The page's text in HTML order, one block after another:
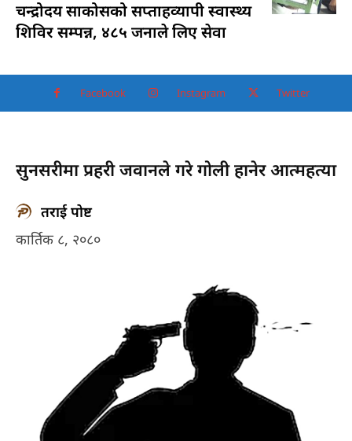
चन्द्रोदय साकोसको सप्ताहव्यापी स्वास्थ्य
शिविर सम्पन्न, ४८५ जनाले लिए सेवा
Facebook Instagram Twitter